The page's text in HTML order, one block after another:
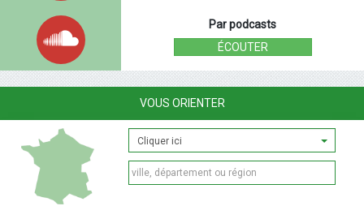
Par podcasts
ÉCOUTER
VOUS ORIENTER